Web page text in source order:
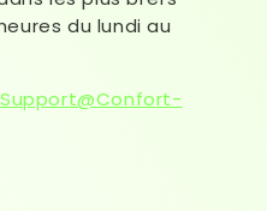
du lundi au
Support@Confort-